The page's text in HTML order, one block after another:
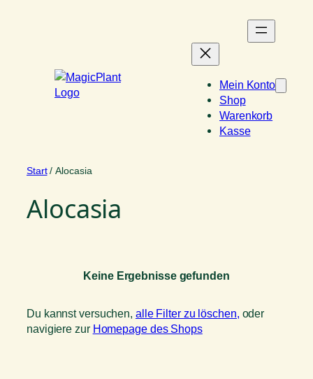
Mein Konto
Shop
Warenkorb
Kasse
Start/ Alocasia
Alocasia
Keine Ergebnisse gefunden
Du kannst versuchen, alle Filter zu löschen, oder
navigiere zur Homepage des Shops